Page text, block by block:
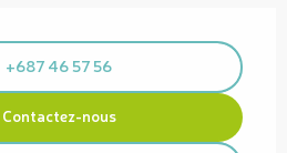
+687 46 57 56
Contactez-nous